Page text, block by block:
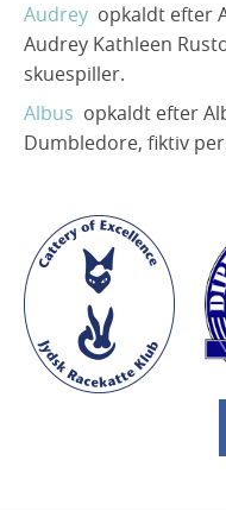
Audrey opkaldt efter
Audrey Kathleen
skuespiller.
Albus opkaldt efter
Dumbledore, fiktiv